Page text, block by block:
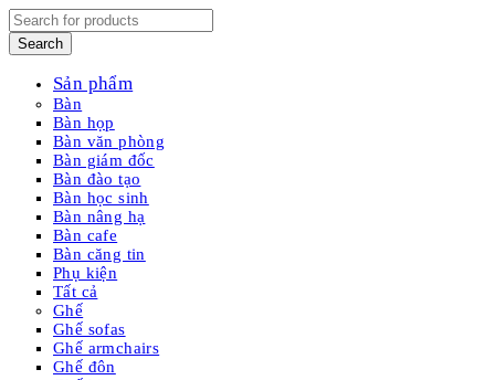
Sản phẩm
Bàn
Bàn họp
Bàn văn phòng
Bàn giám đốc
Bàn đào tạo
Bàn học sinh
Bàn nâng hạ
Bàn cafe
Bàn căng tin
Phụ kiện
Tất cả
Ghế
Ghế sofas
Ghế armchairs
Ghế đôn